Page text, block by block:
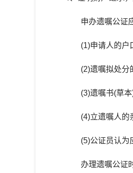
申办遗嘱公证应
(1)申请人的户口
(2)遗嘱拟处分的
(3)遗嘱书(草本
(4)立遗嘱人的亲
(5)公证员认为应
办理遗嘱公证时